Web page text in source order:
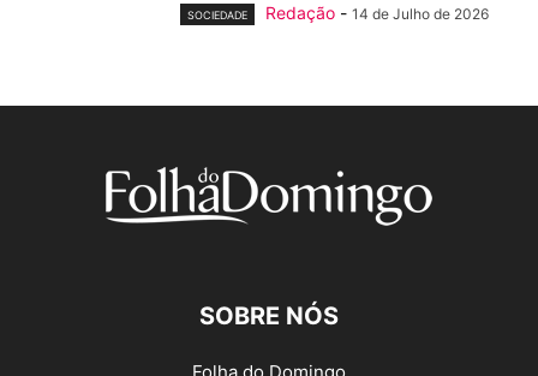
SOCIEDADE Redação - 14 de Julho de 2026
SOBRE NÓS
Folha do Domingo